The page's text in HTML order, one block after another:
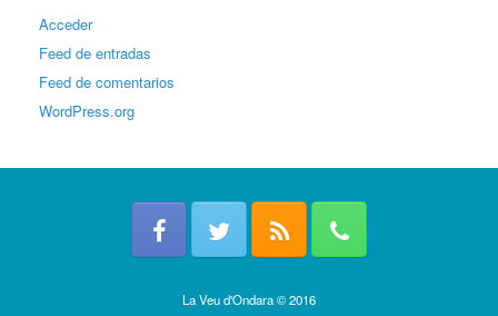
Acceder
Feed de entradas
Feed de comentarios
WordPress.org
La Veu d'Ondara © 2016